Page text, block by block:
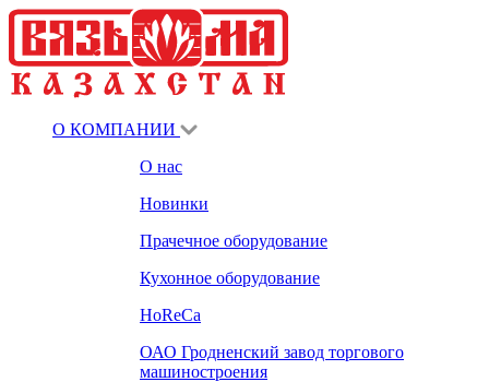
О КОМПАНИИ
О нас
Новинки
Прачечное оборудование
Кухонное оборудование
HoReCa
ОАО Гродненский завод торгового
машиностроения